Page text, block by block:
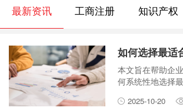
最新资讯 工商注册 知识产权
本文旨在帮助企
何系统性地选择
商到最终决策，
2025-10-20